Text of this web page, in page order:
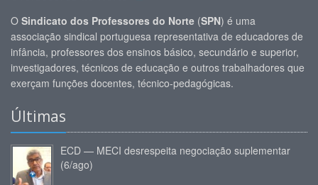
O Sindicato dos Professores do Norte (SPN) é uma
associação sindical portuguesa representativa de educadores de
infância, professores dos ensinos básico, secundário e superior,
investigadores, técnicos de educação e outros trabalhadores que
exerçam funções docentes, técnico-pedagógicas.
Últimas
ECD — MECI desrespeita negociação suplementar
(6/ago)